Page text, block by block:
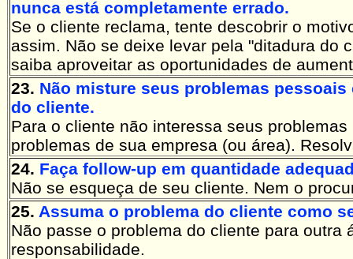
nunca está completamente errado.
Se o cliente reclama, tente descobrir o
assim. Não se deixe levar pela "ditadura do
saiba aproveitar as oportunidades de
23. Não misture seus problemas
do cliente.
Para o cliente não interessa seus
problemas de sua empresa (ou área).
24. Faça follow-up em quantidade
Não se esqueça de seu cliente. Nem o
25. Assuma o problema do cliente como
Não passe o problema do cliente para outra
responsabilidade.